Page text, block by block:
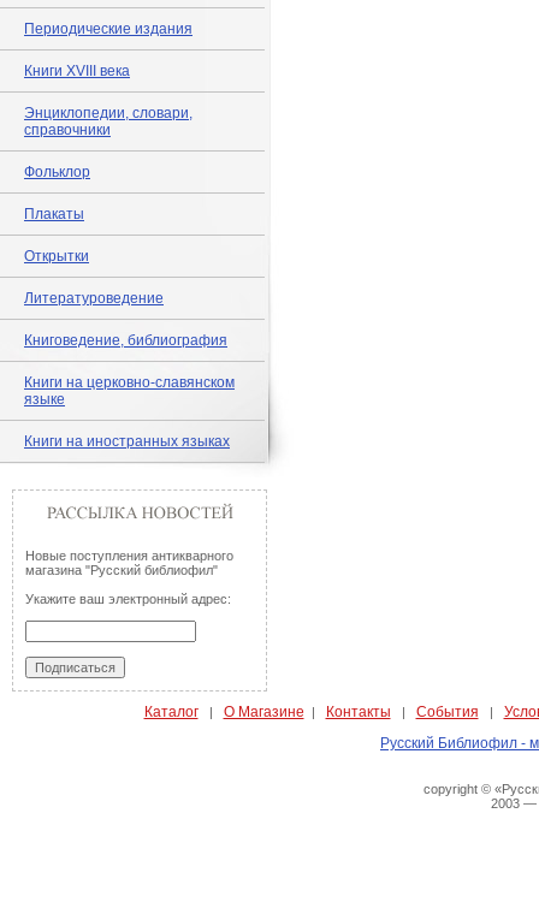
Периодические издания
Книги XVIII века
Энциклопедии, словари,
справочники
Фольклор
Плакаты
Открытки
Литературоведение
Книговедение, библиография
Книги на церковно-славянском
языке
Книги на иностранных языках
Новые поступления антикварного
магазина "Русский библиофил"
Укажите ваш электронный адрес:
Каталог| О Магазине | Контакты | События |
Русский Библиофил -
copyright ©
2003 —